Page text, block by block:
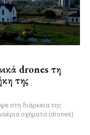
drones τη
της
στη διάρκεια της
οχήματα (drones)